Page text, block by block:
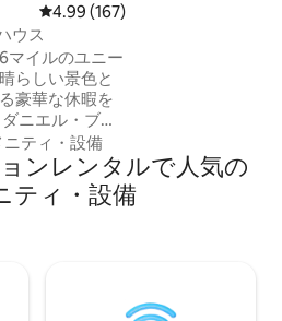
レビュー167件、5つ星中4.99つ
4.99 (167)
ウス
マイルのユニー
らしい景色と
豪華な休暇を
ニエル・ブー
高層建築で、
動物を楽しめ
グサイズのベ
バスタブに浸
プ、イベント
ニティ・設備
ンレンタルで人気の
ティ・設備